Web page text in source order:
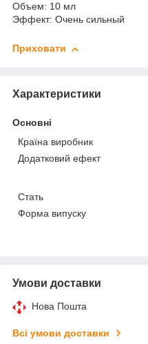
Объем: 10 мл
Эффект: Очень сильный
Приховати
Характеристики
Основні
Країна виробник
Додатковий ефект
Стать
Форма випуску
Умови доставки
Нова Пошта
Всі умови доставки